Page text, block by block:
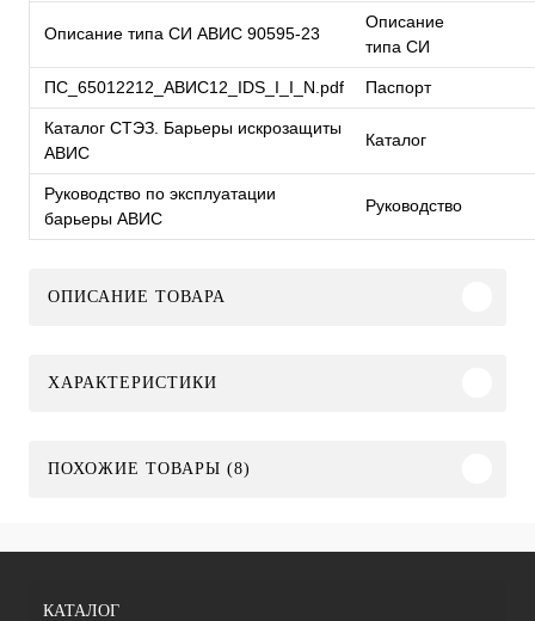
Описание типа СИ АВИС 90595-23
Описание
типа СИ
ПС_65012212_АВИС12_IDS_I_I_N.pdf Паспорт
Каталог СТЭЗ. Барьеры искрозащиты
АВИС
Каталог
Руководство по эксплуатации
барьеры АВИС
Руководство
ОПИСАНИЕ ТОВАРА
ХАРАКТЕРИСТИКИ
ПОХОЖИЕ ТОВАРЫ (8)
КАТАЛОГ